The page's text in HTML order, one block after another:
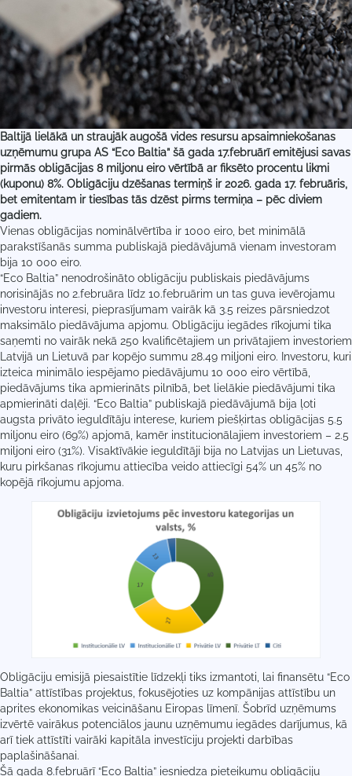
Baltijā lielākā un straujāk augošā vides resursu apsaimniekošanas
uzņēmumu grupa AS “Eco Baltia” šā gada 17.februārī emitējusi savas
pirmās obligācijas 8 miljonu eiro vērtībā ar fiksēto procentu likmi
(kuponu) 8%. Obligāciju dzēšanas termiņš ir 2026. gada 17. februāris,
bet emitentam ir tiesības tās dzēst pirms termiņa – pēc diviem
gadiem.
Vienas obligācijas nominālvērtība ir 1000 eiro, bet minimālā
parakstīšanās summa publiskajā piedāvājumā vienam investoram
bija 10 000 eiro.
“Eco Baltia” nenodrošināto obligāciju publiskais piedāvājums
norisinājās no 2.februāra līdz 10.februārim un tas guva ievērojamu
investoru interesi, pieprasījumam vairāk kā 3.5 reizes pārsniedzot
maksimālo piedāvājuma apjomu. Obligāciju iegādes rīkojumi tika
saņemti no vairāk nekā 250 kvalificētajiem un privātajiem investoriem
Latvijā un Lietuvā par kopējo summu 28.49 miljoni eiro. Investoru, kuri
izteica minimālo iespējamo piedāvājumu 10 000 eiro vērtībā,
piedāvājums tika apmierināts pilnībā, bet lielākie piedāvājumi tika
apmierināti daļēji. “Eco Baltia” publiskajā piedāvājumā bija ļoti
augsta privāto ieguldītāju interese, kuriem piešķirtas obligācijas 5.5
miljonu eiro (69%) apjomā, kamēr institucionālajiem investoriem – 2.5
miljoni eiro (31%). Visaktīvākie ieguldītāji bija no Latvijas un Lietuvas,
kuru pirkšanas rīkojumu attiecība veido attiecīgi 54% un 45% no
kopējā rīkojumu apjoma.
Obligāciju emisijā piesaistītie līdzekļi tiks izmantoti, lai finansētu “Eco
Baltia” attīstības projektus, fokusējoties uz kompānijas attīstību un
aprites ekonomikas veicināšanu Eiropas līmenī. Šobrīd uzņēmums
izvērtē vairākus potenciālos jaunu uzņēmumu iegādes darījumus, kā
arī tiek attīstīti vairāki kapitāla investīciju projekti darbības
paplašināšanai.
Šā gada 8.februārī “Eco Baltia” iesniedza pieteikumu obligāciju